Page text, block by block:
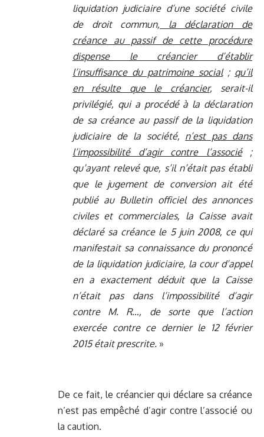
liquidation judiciaire d’une société civile
de droit commun, la déclaration de
créance au passif de cette procédure
dispense le créancier d’établir
l’insuffisance du patrimoine social; qu’il
en résulte que le créancier, serait-il
privilégié, qui a procédé à la déclaration
de sa créance au passif de la liquidation
judiciaire de la société, n’est pas dans
l’impossibilité d’agir contre l’associé;
qu’ayant relevé que, s’il n’était pas établi
que le jugement de conversion ait été
publié au Bulletin officiel des annonces
civiles et commerciales, la Caisse avait
déclaré sa créance le 5 juin 2008, ce qui
manifestait sa connaissance du prononcé
de la liquidation judiciaire, la cour d’appel
en a exactement déduit que la Caisse
n’était pas dans l’impossibilité d’agir
contre M. R…, de sorte que l’action
exercée contre ce dernier le 12 février
2015 était prescrite. »
De ce fait, le créancier qui déclare sa créance
n’est pas empêché d’agir contre l’associé ou
la caution.